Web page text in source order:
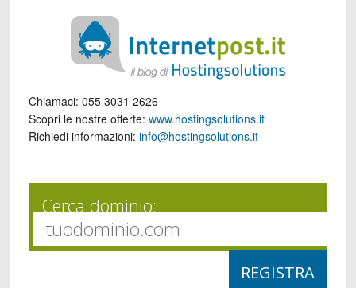
Chiamaci: 055 3031 2626
Scopri le nostre offerte: www.hostingsolutions.it
Richiedi informazioni: info@hostingsolutions.it
Cerca dominio: